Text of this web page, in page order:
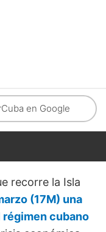
en Google
recorre la Isla
(17M) una
cubano